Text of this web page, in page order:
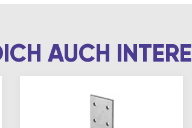
AUCH